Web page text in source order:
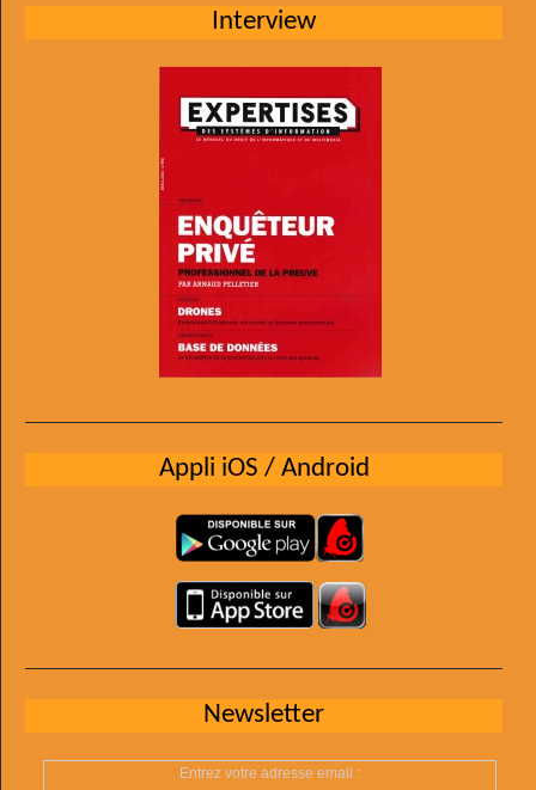
Interview
Appli iOS / Android
Newsletter
Entrez votre adresse email :